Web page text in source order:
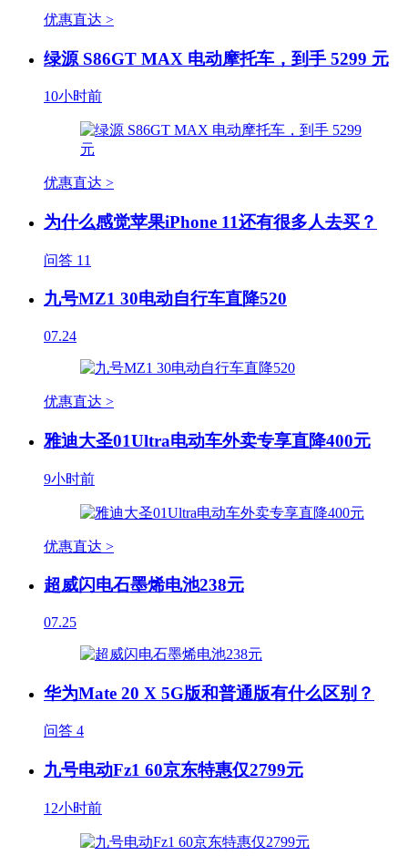
优惠直达 >
绿源 S86GT MAX 电动摩托车，到手 5299 元
10小时前
优惠直达 >
为什么感觉苹果iPhone 11还有很多人去买？
问答 11
九号MZ1 30电动自行车直降520
07.24
优惠直达 >
雅迪大圣01Ultra电动车外卖专享直降400元
9小时前
优惠直达 >
超威闪电石墨烯电池238元
07.25
华为Mate 20 X 5G版和普通版有什么区别？
问答 4
九号电动Fz1 60京东特惠仅2799元
12小时前